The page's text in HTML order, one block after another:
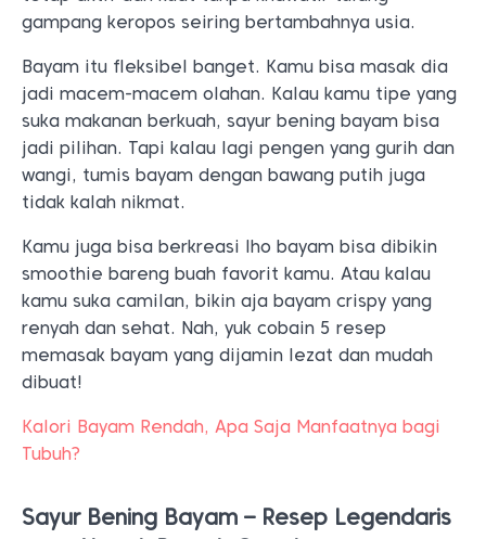
gampang keropos seiring bertambahnya usia.
Bayam itu fleksibel banget. Kamu bisa masak dia
jadi macem-macem olahan. Kalau kamu tipe yang
suka makanan berkuah, sayur bening bayam bisa
jadi pilihan. Tapi kalau lagi pengen yang gurih dan
wangi, tumis bayam dengan bawang putih juga
tidak kalah nikmat.
Kamu juga bisa berkreasi lho bayam bisa dibikin
smoothie bareng buah favorit kamu. Atau kalau
kamu suka camilan, bikin aja bayam crispy yang
renyah dan sehat. Nah, yuk cobain 5 resep
memasak bayam yang dijamin lezat dan mudah
dibuat!
Kalori Bayam Rendah, Apa Saja Manfaatnya bagi
Tubuh?
Sayur Bening Bayam – Resep Legendaris